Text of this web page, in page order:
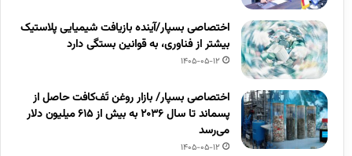
اختصاصی بسپار/آینده بازیافت شیمیایی پلاستیک
بیشتر از فناوری، به قوانین بستگی دارد
1405-05-12
اختصاصی بسپار/ بازار روغن تَف‌کافت حاصل از
پسماند تا سال ۲۰۳۶ به بیش از ۶۱۵ میلیون دلار
می‌رسد
1405-05-12